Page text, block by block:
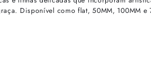
Disponível como flat, 50MM, 100MM e